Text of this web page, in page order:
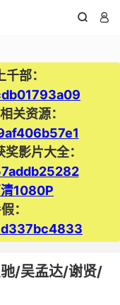
 
部：
关资源：
影片大全：
1080P
：
/吴孟达/谢贤/